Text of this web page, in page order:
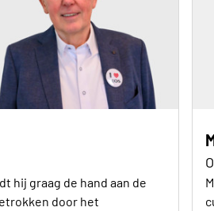
hij graag de hand aan de
door het